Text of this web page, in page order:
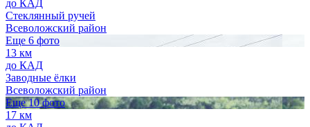
до КАД
Стеклянный ручей
Всеволожский район
Еще 6 фото
13 км
до КАД
Заводные ёлки
Всеволожский район
Еще 10 фото
17 км